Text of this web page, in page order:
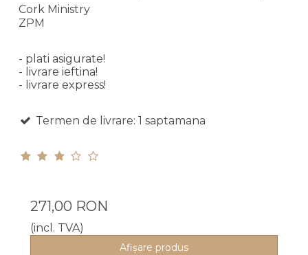
Cork Ministry
ZPM
- plati asigurate!
- livrare ieftina!
- livrare express!
Termen de livrare: 1 saptamana
271,00 RON
(incl. TVA)
Afişare produs